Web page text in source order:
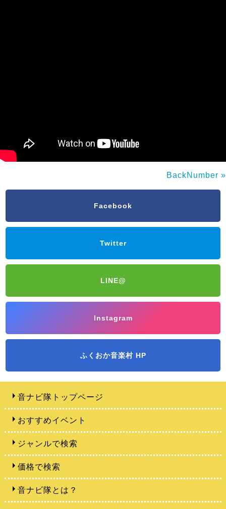
BackNumber »
Facebook
Twitter
LINE@
Instagram
ふくおか音楽村 HP
音ナビ隊トップページ
おすすめイベント
ジャンルで検索
価格で検索
音ナビ隊とは？